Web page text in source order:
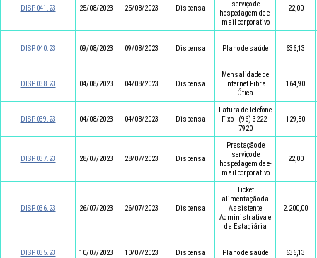
DISP.041.23 25/08/2023 25/08/2023 Dispensa
serviço de
hospedagem de e-
mail corporativo
22,00
DISP.040.23 09/08/2023 09/08/2023 Dispensa Plano de saúde 636,13
DISP.038.23 04/08/2023 04/08/2023 Dispensa
Mensalidade de
Internet Fibra
Ótica
164,90
DISP.039.23 04/08/2023 04/08/2023 Dispensa
Fatura de Telefone
Fixo - (96) 3222-
7920
129,80
DISP.037.23 28/07/2023 28/07/2023 Dispensa
Prestação de
serviço de
hospedagem de e-
mail corporativo
22,00
DISP.036.23 26/07/2023 26/07/2023 Dispensa
Ticket
alimentação da
Assistente
Administrativa e
da Estagiária
2.200,00
DISP.035.23 10/07/2023 10/07/2023 Dispensa Plano de saúde 636,13